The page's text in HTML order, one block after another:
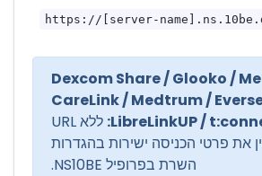
https://[server-
Dexcom Share / Glooko /
CareLink / Medtrum /
LibreLinkUP /
ללא URL
את פרטי הכניסה ישירות בהגדרות
השרת בפרופיל NS10BE.